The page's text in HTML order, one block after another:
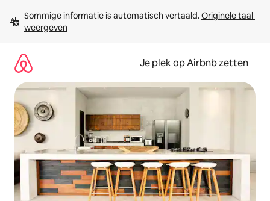
direct
naar
Sommige informatie is automatisch vertaald. Originele taal
weergeven
Je plek op Airbnb zetten